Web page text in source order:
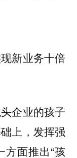
新业务十倍
企业的孩子
上，发挥强
方面推出“孩